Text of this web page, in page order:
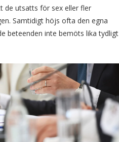
de utsatts för sex eller fler
Samtidigt höjs ofta den egna
beteenden inte bemöts lika tydligt